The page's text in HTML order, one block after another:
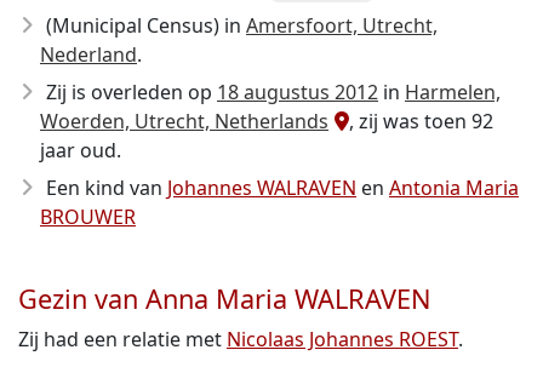
(Municipal Census) in Amersfoort, Utrecht,
Nederland.
Zij is overleden op 18 augustus 2012 in Harmelen,
Woerden, Utrecht, Netherlands
, zij was toen 92
jaar oud.
Een kind van Johannes WALRAVEN en Antonia Maria
BROUWER
Gezin van Anna Maria WALRAVEN
Zij had een relatie met Nicolaas Johannes ROEST.